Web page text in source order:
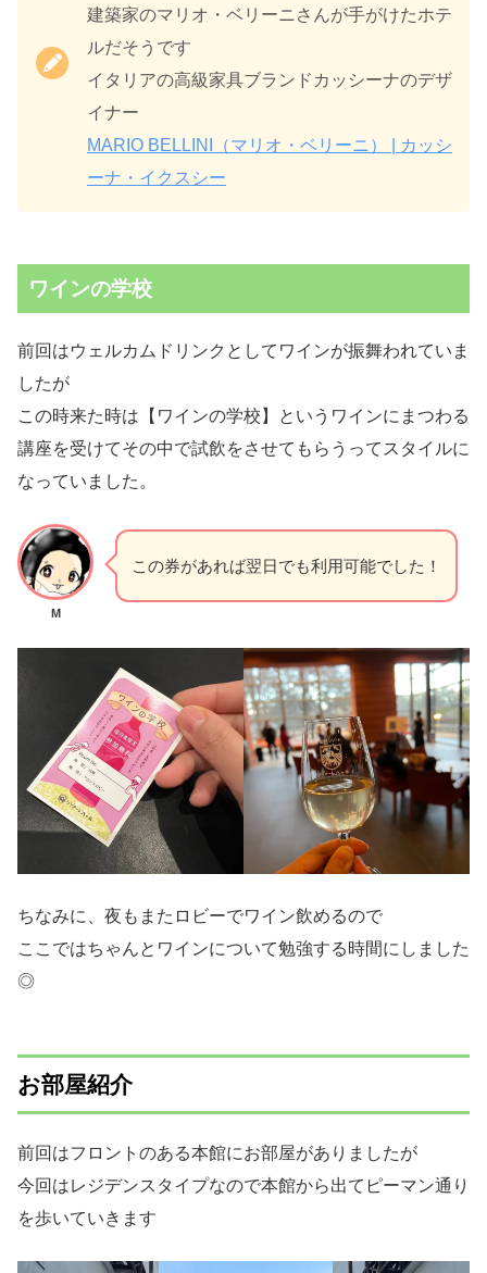
建築家のマリオ・ベリーニさんが手がけたホテ
ルだそうです
イタリアの高級家具ブランドカッシーナのデザ
イナー
MARIO BELLINI（マリオ・ベリーニ） | カッシ
ーナ・イクスシー
ワインの学校
前回はウェルカムドリンクとしてワインが振舞われていま
したが
この時来た時は【ワインの学校】というワインにまつわる
講座を受けてその中で試飲をさせてもらうってスタイルに
なっていました。
M
この券があれば翌日でも利用可能でした！
ちなみに、夜もまたロビーでワイン飲めるので
ここではちゃんとワインについて勉強する時間にしました
◎
お部屋紹介
前回はフロントのある本館にお部屋がありましたが
今回はレジデンスタイプなので本館から出てピーマン通り
を歩いていきます